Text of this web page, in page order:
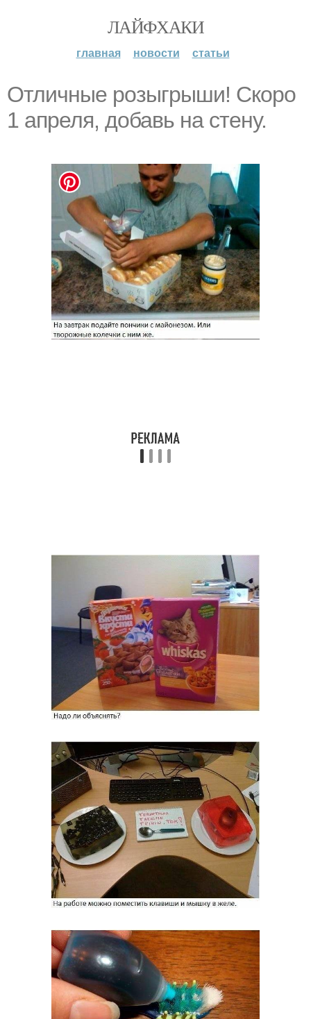
ЛАЙФХАКИ
главная новости статьи
Отличные розыгрыши! Скоро
1 апреля, добавь на стену.